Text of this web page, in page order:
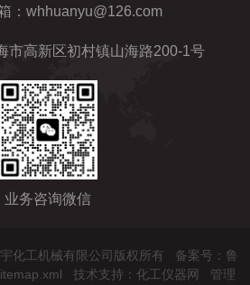
： whhuanyu@126.com
市高新区初村镇山海路200-1号
业务咨询微信
化工机械有限公司版权所有 备案号：鲁
技术支持： 化工仪器网 管理